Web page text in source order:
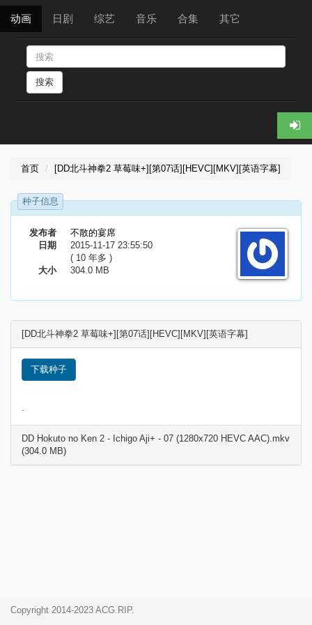
动画 日剧 综艺 音乐 合集 其它
搜索
首页 [DD北斗神拳2 草莓味+][第07话][HEVC][MKV][英语字幕]
种子信息
发布者
不散的宴席
日期
2015-11-17 23:55:50
( 10 年多 )
大小
304.0 MB
[DD北斗神拳2 草莓味+][第07话][HEVC][MKV][英语字幕]
下载种子
.
DD Hokuto no Ken 2 - Ichigo Aji+ - 07 (1280x720 HEVC AAC).mkv
(304.0 MB)
Copyright 2014-2023 ACG.RIP.